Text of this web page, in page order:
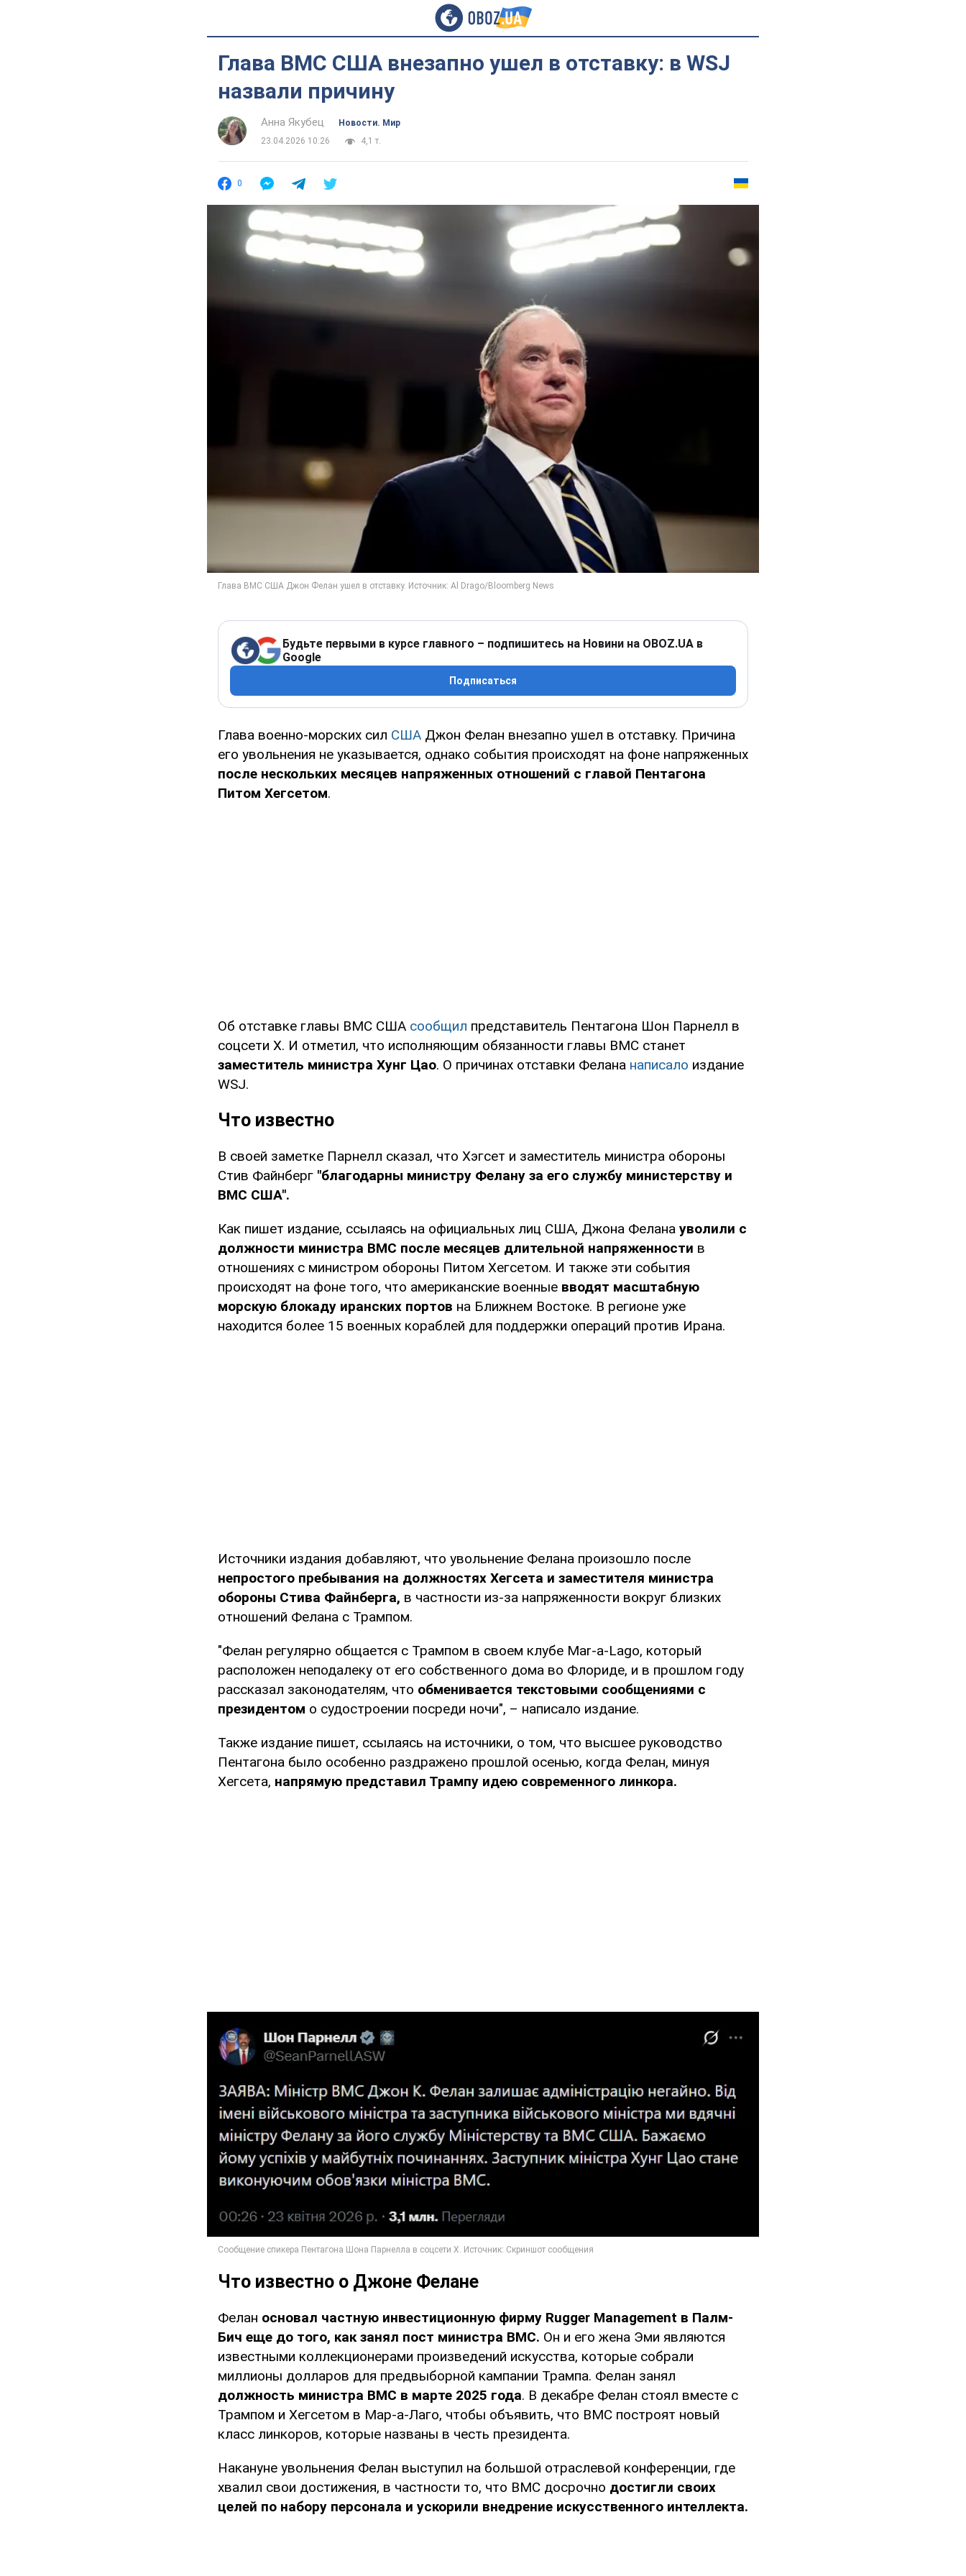
Глава ВМС США внезапно ушел в отставку: в WSJ
назвали причину
Анна Якубец
Новости. Мир
23.04.2026 10:26
4,1 т.
0
Будьте первыми в курсе главного – подпишитесь на Новини на OBOZ.UA в
Google
Подписаться
Глава военно-морских сил США Джон Фелан внезапно ушел в отставку. Причина
его увольнения не указывается, однако события происходят на фоне напряженных
после нескольких месяцев напряженных отношений с главой Пентагона
Питом Хегсетом.
Об отставке главы ВМС США сообщил представитель Пентагона Шон Парнелл в
соцсети Х. И отметил, что исполняющим обязанности главы ВМС станет
заместитель министра Хунг Цао. О причинах отставки Фелана написало издание
WSJ.
Что известно
В своей заметке Парнелл сказал, что Хэгсет и заместитель министра обороны
Стив Файнберг "благодарны министру Фелану за его службу министерству и
ВМС США".
Как пишет издание, ссылаясь на официальных лиц США, Джона Фелана уволили с
должности министра ВМС после месяцев длительной напряженности в
отношениях с министром обороны Питом Хегсетом. И также эти события
происходят на фоне того, что американские военные вводят масштабную
морскую блокаду иранских портов на Ближнем Востоке. В регионе уже
находится более 15 военных кораблей для поддержки операций против Ирана.
Источники издания добавляют, что увольнение Фелана произошло после
непростого пребывания на должностях Хегсета и заместителя министра
обороны Стива Файнберга, в частности из-за напряженности вокруг близких
отношений Фелана с Трампом.
"Фелан регулярно общается с Трампом в своем клубе Mar-a-Lago, который
расположен неподалеку от его собственного дома во Флориде, и в прошлом году
рассказал законодателям, что обменивается текстовыми сообщениями с
президентом о судостроении посреди ночи", – написало издание.
Также издание пишет, ссылаясь на источники, о том, что высшее руководство
Пентагона было особенно раздражено прошлой осенью, когда Фелан, минуя
Хегсета, напрямую представил Трампу идею современного линкора.
Что известно о Джоне Фелане
Фелан основал частную инвестиционную фирму Rugger Management в Палм-
Бич еще до того, как занял пост министра ВМС. Он и его жена Эми являются
известными коллекционерами произведений искусства, которые собрали
миллионы долларов для предвыборной кампании Трампа. Фелан занял
должность министра ВМС в марте 2025 года. В декабре Фелан стоял вместе с
Трампом и Хегсетом в Мар-а-Лаго, чтобы объявить, что ВМС построят новый
класс линкоров, которые названы в честь президента.
Накануне увольнения Фелан выступил на большой отраслевой конференции, где
хвалил свои достижения, в частности то, что ВМС досрочно достигли своих
целей по набору персонала и ускорили внедрение искусственного интеллекта.